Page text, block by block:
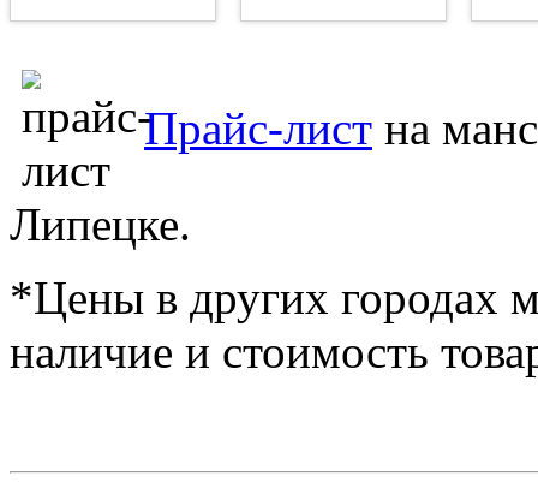
Прайс-лист на
Липецке.
*Цены в других городах
наличие и стоимость